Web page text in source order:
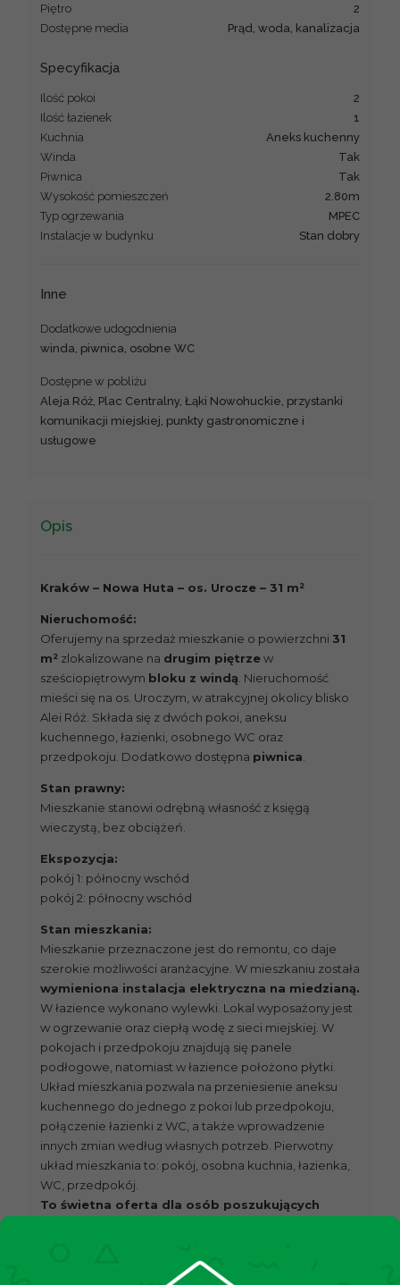
Piętro
2
Dostępne media
prąd, woda, kanalizacja
Specyfikacja
Ilość pokoi
2
Ilość łazienek
1
Kuchnia
aneks kuchenny
Winda
Tak
Piwnica
Tak
Wysokość pomieszczeń
2.80m
Typ ogrzewania
MPEC
Instalacje w budynku
stan dobry
Inne
Dodatkowe udogodnienia
winda, piwnica, osobne WC
Dostępne w pobliżu
Aleja Róż, Plac Centralny, Łąki Nowohuckie, przystanki
komunikacji miejskiej, punkty gastronomiczne i
usługowe
Opis
Kraków – Nowa Huta – os. Urocze – 31 m²
Nieruchomość:
Oferujemy na sprzedaż mieszkanie o powierzchni 31
m² zlokalizowane na drugim piętrzew
sześciopiętrowym bloku z windą . Nieruchomość
mieści się na os. Uroczym, w atrakcyjnej okolicy blisko
Alei Róż. Składa się z dwóch pokoi, aneksu
kuchennego, łazienki, osobnego WC oraz
przedpokoju. Dodatkowo dostępna piwnica
Stan prawny:
Mieszkanie stanowi odrębną własność z księgą
wieczystą, bez obciążeń.
Ekspozycja:
pokój 1: północny wschód
pokój 2: północny wschód
Stan mieszkania:
Mieszkanie przeznaczone jest do remontu, co daje
szerokie możliwości aranżacyjne. W mieszkaniu została
wymieniona instalacja elektryczna na miedzianą.
W łazience wykonano wylewki. Lokal wyposażony jest
w ogrzewanie oraz ciepłą wodę z sieci miejskiej. W
pokojach i przedpokoju znajdują się panele
podłogowe, natomiast w łazience położono płytki.
Układ mieszkania pozwala na przeniesienie aneksu
kuchennego do jednego z pokoi lub przedpokoju,
połączenie łazienki z WC, a także wprowadzenie
innych zmian według własnych potrzeb. Pierwotny
układ mieszkania to: pokój, osobna kuchnia, łazienka,
WC, przedpokój.
To świetna oferta dla osób poszukujących